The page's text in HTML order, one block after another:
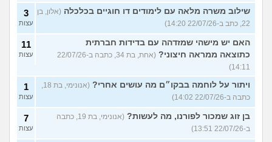
שילוב משרה מלאה עם לימודים דו חוגיים בכלכלה (אלון, בן
22, כתב ב-22/07/26 14:20)
3
עצות
האם יש מישהי שמזדהה עם בדידות חברתית
כתוצאה ממראה חיצוני?
(אחת, בת 34, כתבה ב-22/07/26
14:11)
11
עצות
ויתור על לוחמה בבקו״ם מה עושים אחרי?
(אנונימי, בת 18,
כתבה ב-22/07/26 14:02)
1
עצות
בן זוג שמכור לפורנו, מה לעשות?
(אנונימי, בת 19, כתבה
ב-22/07/26 13:51)
7
עצות